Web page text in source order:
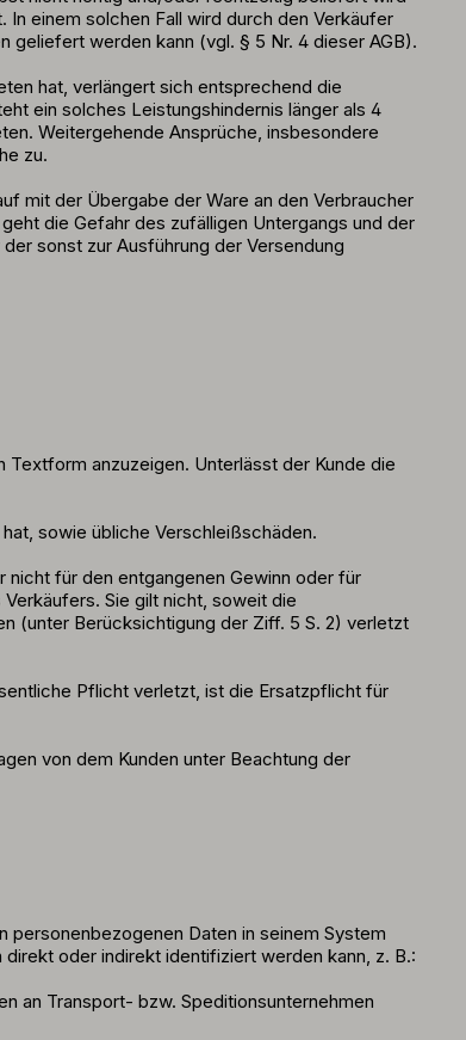
einem solchen Fall wird durch den Verkäufer
geliefert werden kann (vgl. § 5 Nr. 4 dieser AGB).
hat, verlängert sich entsprechend die
ein solches Leistungshindernis länger als 4
Weitergehende Ansprüche, insbesondere
zu.
mit der Übergabe der Ware an den Verbraucher
die Gefahr des zufälligen Untergangs und der
sonst zur Ausführung der Versendung
anzuzeigen. Unterlässt der Kunde die
sowie übliche Verschleißschäden.
für den entgangenen Gewinn oder für
Sie gilt nicht, soweit die
(unter Berücksichtigung der Ziff. 5 S. 2) verletzt
Pflicht verletzt, ist die Ersatzpflicht für
von dem Kunden unter Beachtung der
personenbezogenen Daten in seinem System
oder indirekt identifiziert werden kann, z. B.:
an Transport- bzw. Speditionsunternehmen